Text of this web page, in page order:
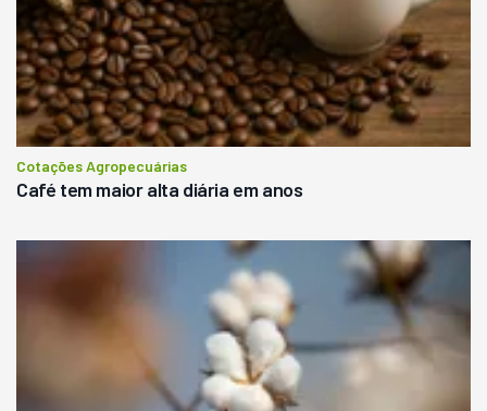
Cotações Agropecuárias
Café tem maior alta diária em anos